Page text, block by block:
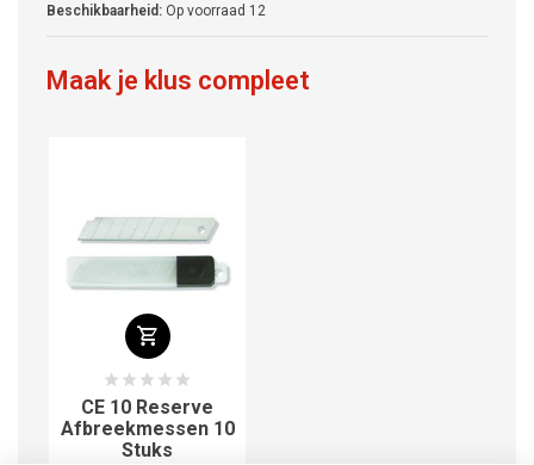
Beschikbaarheid: Op voorraad 12
Maak je klus compleet
CE 10 Reserve
Afbreekmessen 10
Stuks